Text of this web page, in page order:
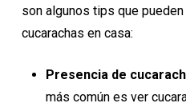
son algunos tips que
cucarachas en casa:
Presencia de
más común es ver